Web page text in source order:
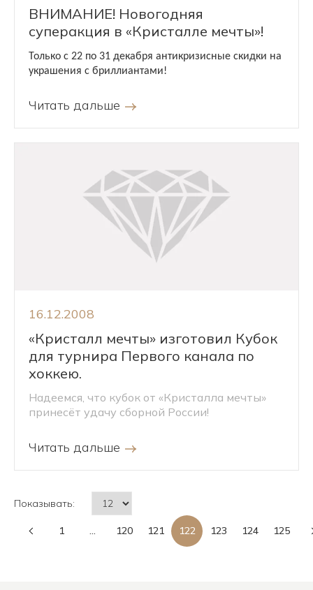
ВНИМАНИЕ! Новогодняя
суперакция в «Кристалле мечты»!
Только с 22 по 31 декабря антикризисные скидки на
украшения с бриллиантами!
Читать дальше
16.12.2008
«Кристалл мечты» изготовил Кубок
для турнира Первого канала по
хоккею.
Надеемся, что кубок от «Кристалла мечты»
принесёт удачу сборной России!
Читать дальше
Показывать:
1 ... 120 121 122 123 124 125